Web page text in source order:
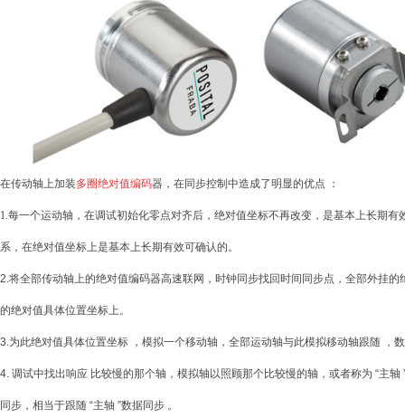
在传动轴上加装多圈绝对值编码器，在同步控制中造成了明显的优点 ：
1.每一个运动轴，在调试初始化零点对齐后，绝对值坐标不再改变，是基本上长期有
系，在绝对值坐标上是基本上长期有效可确认的。
2.将全部传动轴上的绝对值编码器高速联网，时钟同步找回时间同步点，全部外挂的
的绝对值具体位置坐标上。
3.为此绝对值具体位置坐标 ，模拟一个移动轴，全部运动轴与此模拟移动轴跟随 ，
4. 调试中找出响应 比较慢的那个轴，模拟轴以照顾那个比较慢的轴，或者称为 “主轴
同步，相当于跟随 “主轴 ”数据同步 。